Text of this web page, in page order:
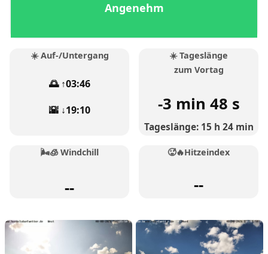
Angenehm
☀️ Auf-/Untergang
🌅 ↑03:46
🌇 ↓19:10
☀️ Tageslänge
zum Vortag
-3 min 48 s
Tageslänge: 15 h 24 min
🌬️🧊 Windchill
--
🥵🔥Hitzeindex
--